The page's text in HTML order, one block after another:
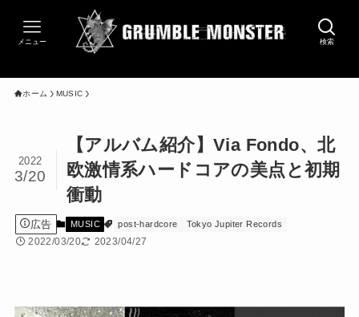
検索
メニュー
ホーム MUSIC
【アルバム紹介】Via Fondo、北
欧激情系ハードコアの美点と初期
衝動
2022
3/20
広告 MUSIC post-hardcore Tokyo Jupiter Records
2022/03/20 2023/04/27